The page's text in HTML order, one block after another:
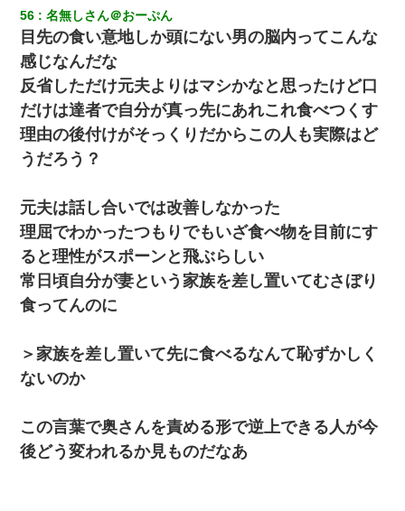
56 名無しさん＠おーぷん
目先の食い意地しか頭にない男の脳内ってこんな
感じなんだな
反省しただけ元夫よりはマシかなと思ったけど口
だけは達者で自分が真っ先にあれこれ食べつくす
理由の後付けがそっくりだからこの人も実際はど
うだろう？
元夫は話し合いでは改善しなかった
理屈でわかったつもりでもいざ食べ物を目前にす
ると理性がスポーンと飛ぶらしい
常日頃自分が妻という家族を差し置いてむさぼり
食ってんのに
＞家族を差し置いて先に食べるなんて恥ずかしく
ないのか
この言葉で奥さんを責める形で逆上できる人が今
後どう変われるか見ものだなあ